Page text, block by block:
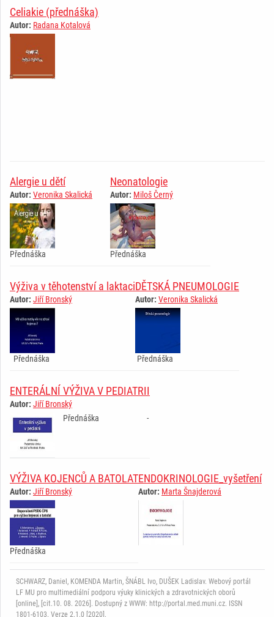
Celiakie (přednáška)
Autor: Radana Kotalová
Alergie u dětí
Autor: Veronika Skalická
Přednáška ­ ­ ­ ­ ­ ­ ­ ­ ­ ­ ­ ­ ­ ­ ­ ­ ­ ­ ­ ­ ­ ­ ­ ­ ­ ­ ­ ­ ­
Neonatologie
Autor: Miloš Černý
Přednáška ­ ­ ­ ­ ­ ­ ­ ­ ­ ­ ­ ­ ­ ­ ­ ­ ­ ­ ­ ­ ­ ­ ­ ­ ­ ­ ­ ­ ­
Výživa v těhotenství a laktaci
Autor: Jiří Bronský
­ ­Přednáška ­ ­ ­ ­ ­ ­ ­ ­ ­ ­ ­ ­ ­ ­ ­ ­ ­ ­ ­ ­ ­ ­ ­ ­ ­ ­ ­
DĚTSKÁ PNEUMOLOGIE
Autor: Veronika Skalická
­Přednáška ­ ­ ­ ­ ­ ­ ­ ­ ­ ­ ­ ­ ­ ­ ­ ­ ­ ­ ­ ­ ­ ­ ­ ­ ­ ­ ­ ­
ENTERÁLNÍ VÝŽIVA V PEDIATRII
Autor: Jiří Bronský
­Přednáška ­ ­ ­ ­ ­ ­ ­ ­ ­ ­ ­ ­ ­ ­ ­ ­ ­ ­ ­ ­ ­ ­ ­ ­
VÝŽIVA KOJENCŮ A BATOLAT
Autor: Jiří Bronský
Přednáška ­ ­ ­ ­ ­ ­ ­ ­ ­ ­ ­ ­ ­ ­ ­ ­ ­ ­ ­ ­ ­ ­ ­ ­ ­ ­ ­ ­ ­
ENDOKRINOLOGIE_vyšetření
Autor: Marta Šnajderová
SCHWARZ, Daniel, KOMENDA Martin, ŠNÁBL Ivo, DUŠEK Ladislav. Webový portál
LF MU pro multimediální podporu výuky klinických a zdravotnických oborů
[online], [cit.10. 08. 2026]. Dostupný z WWW: http://portal.med.muni.cz. ISSN
1801-6103. Verze 2.1.0 [2020].